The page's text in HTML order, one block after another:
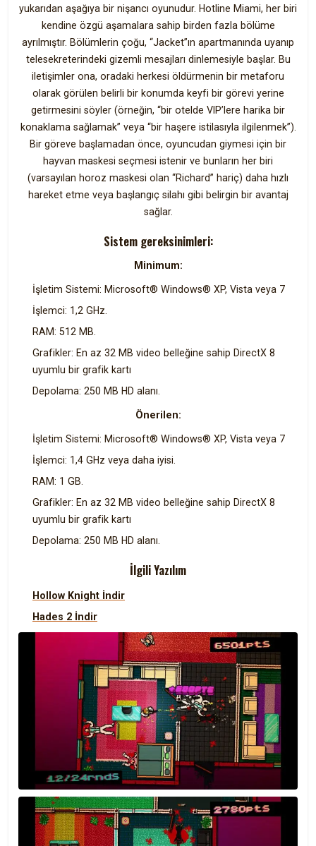
yukarıdan aşağıya bir nişancı oyunudur. Hotline Miami, her biri
kendine özgü aşamalara sahip birden fazla bölüme
ayrılmıştır. Bölümlerin çoğu, “Jacket”ın apartmanında uyanıp
telesekreterindeki gizemli mesajları dinlemesiyle başlar. Bu
iletişimler ona, oradaki herkesi öldürmenin bir metaforu
olarak görülen belirli bir konumda keyfi bir görevi yerine
getirmesini söyler (örneğin, “bir otelde VIP’lere harika bir
konaklama sağlamak” veya “bir haşere istilasıyla ilgilenmek”).
Bir göreve başlamadan önce, oyuncudan giymesi için bir
hayvan maskesi seçmesi istenir ve bunların her biri
(varsayılan horoz maskesi olan “Richard” hariç) daha hızlı
hareket etme veya başlangıç ​​silahı gibi belirgin bir avantaj
sağlar.
Sistem gereksinimleri:
Minimum:
İşletim Sistemi: Microsoft® Windows® XP, Vista veya 7
İşlemci: 1,2 GHz.
RAM: 512 MB.
Grafikler: En az 32 MB video belleğine sahip DirectX 8
uyumlu bir grafik kartı
Depolama: 250 MB HD alanı.
Önerilen:
İşletim Sistemi: Microsoft® Windows® XP, Vista veya 7
İşlemci: 1,4 GHz veya daha iyisi.
RAM: 1 GB.
Grafikler: En az 32 MB video belleğine sahip DirectX 8
uyumlu bir grafik kartı
Depolama: 250 MB HD alanı.
İlgili Yazılım
Hollow Knight İndir
Hades 2 İndir